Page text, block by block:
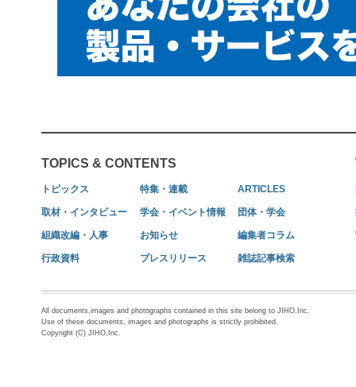
TOPICS & CONTENTS
トピックス 特集・連載 ARTICLES
取材・インタビュー 学会・イベント情報 団体・学会
組織改編・人事 お知らせ 編集者コラム
行政資料 プレスリリース 雑誌記事検索
All documents,images and photographs contained in this site belong to JIHO,Inc.
Use of these documents, images and photographs is strictly prohibited.
Copyright (C) JIHO,Inc.